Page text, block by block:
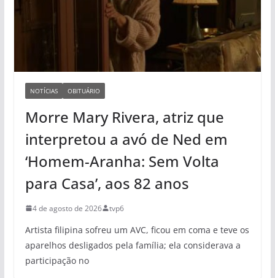
NOTÍCIAS OBITUÁRIO
Morre Mary Rivera, atriz que
interpretou a avó de Ned em
‘Homem-Aranha: Sem Volta
para Casa’, aos 82 anos
4 de agosto de 2026 tvp6
Artista filipina sofreu um AVC, ficou em coma e teve os
aparelhos desligados pela família; ela considerava a
participação no